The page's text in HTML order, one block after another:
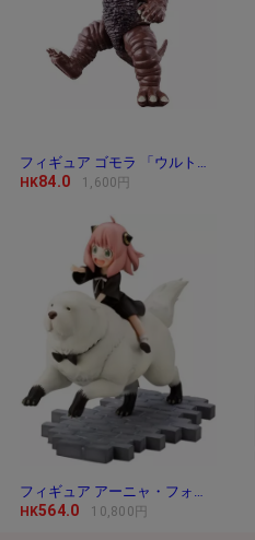
HK84.0 1,600円
HK564.0 10,800円